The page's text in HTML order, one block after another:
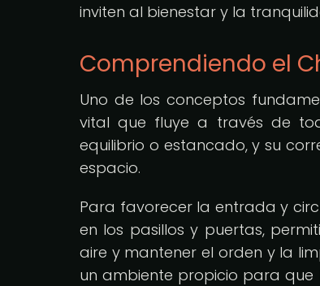
inviten al bienestar y la
Comprendiendo el
Uno de los conceptos
vital que fluye a través de
equilibrio o estancado, y su
espacio.
Para favorecer la entrada y
en los pasillos y puertas,
aire y mantener el orden y la
un ambiente propicio para